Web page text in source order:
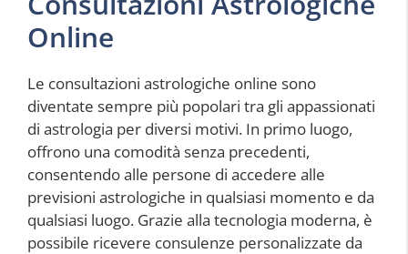
Online
Le consultazioni astrologiche online sono
diventate sempre più popolari tra gli appassionati
di astrologia per diversi motivi. In primo luogo,
offrono una comodità senza precedenti,
consentendo alle persone di accedere alle
previsioni astrologiche in qualsiasi momento e da
qualsiasi luogo. Grazie alla tecnologia moderna, è
possibile ricevere consulenze personalizzate da